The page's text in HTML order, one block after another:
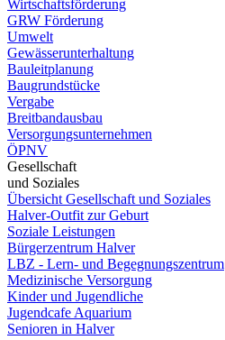
Wirtschaftsförderung
GRW Förderung
Umwelt
Gewässerunterhaltung
Bauleitplanung
Baugrundstücke
Vergabe
Breitbandausbau
Versorgungsunternehmen
ÖPNV
Gesellschaft
und Soziales
Übersicht Gesellschaft und Soziales
Halver-Outfit zur Geburt
Soziale Leistungen
Bürgerzentrum Halver
LBZ - Lern- und Begegnungszentrum
Medizinische Versorgung
Kinder und Jugendliche
Jugendcafe Aquarium
Senioren in Halver